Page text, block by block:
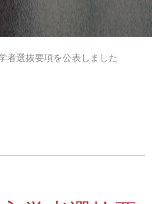
者選抜要項を公表しました